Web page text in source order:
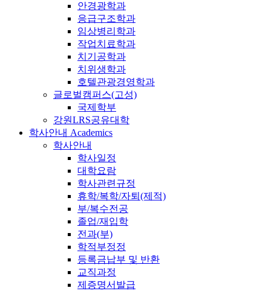
안경광학과
응급구조학과
임상병리학과
작업치료학과
치기공학과
치위생학과
호텔관광경영학과
글로벌캠퍼스(고성)
국제학부
강원LRS공유대학
학사안내 Academics
학사안내
학사일정
대학요람
학사관련규정
휴학/복학/자퇴(제적)
부/복수전공
졸업/재입학
전과(부)
학적부정정
등록금납부 및 반환
교직과정
제증명서발급